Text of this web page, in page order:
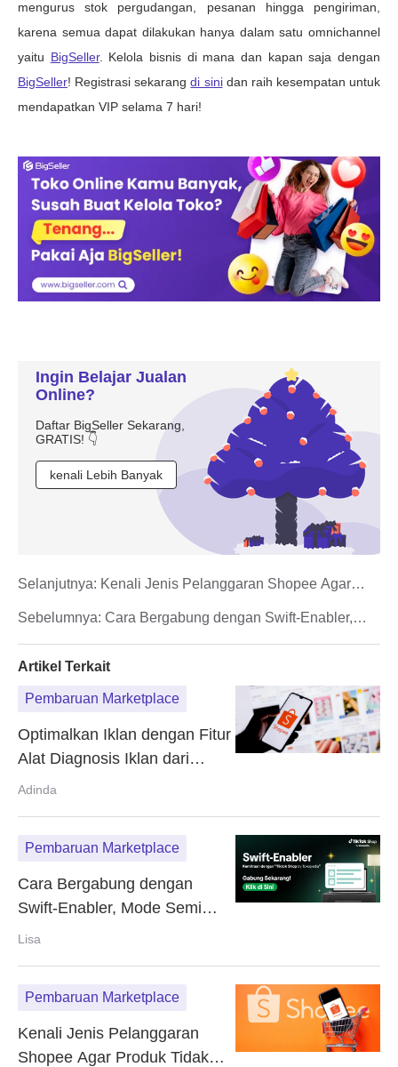
Ingin Belajar Jualan
Online?
Daftar BigSeller Sekarang,
GRATIS! 👇
kenali Lebih Banyak
Sebelumnya: Cara Bergabung dengan Swift-Enabler,
Selanjutnya: Kenali Jenis Pelanggaran Shopee Agar
Artikel Terkait
Pembaruan Marketplace
Optimalkan Iklan dengan Fitur
Alat Diagnosis Iklan dari
Shopee
Adinda
Pembaruan Marketplace
Cara Bergabung dengan
Swift-Enabler, Mode Semi
Manajemen TikTok
Lisa
Pembaruan Marketplace
Kenali Jenis Pelanggaran
Shopee Agar Produk Tidak